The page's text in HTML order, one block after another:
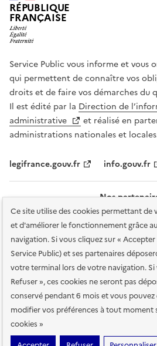
Ce site utilise des cookies permettant de
et d'améliorer le fonctionnement grâce
navigation. Si vous cliquez sur «
Service Public) et ses partenaires
votre terminal lors de votre navigation. Si
Refuser », ces cookies ne seront pas
conservé pendant 6 mois et vous
modifier vos préférences à tout moment
cookies »
RÉPUBLIQUE
FRANÇAISE
Service Public vous informe et vous
qui permettent de connaître vos
droits et de faire vos démarches du
Il est édité par la Direction de
administrative
et réalisé en
administrations nationales et
legifrance.gouv.fr info.gouv.fr
Nos
Plan du site Accessibilité : totalement
services en ligne Mentions légales
Conditions générales d'utilisation Gestion
Sauf mention contraire, tous les contenus